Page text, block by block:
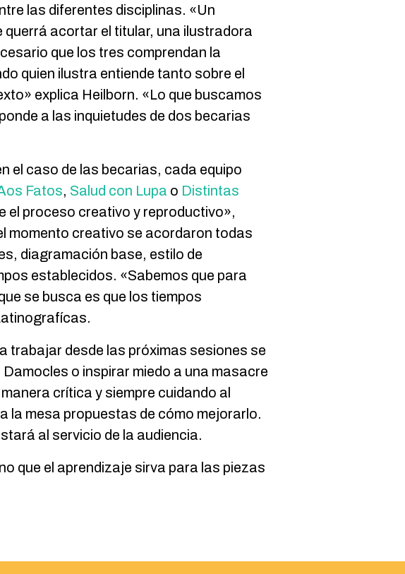
las diferentes disciplinas. «Un
querrá acortar el titular, una ilustradora
que los tres comprendan la
quien ilustra entiende tanto sobre el
explica Heilborn. «Lo que buscamos
a las inquietudes de dos becarias
el caso de las becarias, cada equipo
Fatos, Salud con Lupa o Distintas
el proceso creativo y reproductivo»,
momento creativo se acordaron todas
diagramación base, estilo de
establecidos. «Sabemos que para
se busca es que los tiempos
trabajar desde las próximas sesiones se
o inspirar miedo a una masacre
crítica y siempre cuidando al
la mesa propuestas de cómo mejorarlo.
al servicio de la audiencia.
que el aprendizaje sirva para las piezas